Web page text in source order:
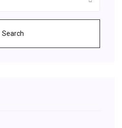
Search